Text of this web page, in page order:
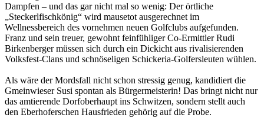
Dampfen – und das gar nicht mal so wenig: Der örtliche
„Steckerlfischkönig“ wird mausetot ausgerechnet im
Wellnessbereich des vornehmen neuen Golfclubs aufgefunden.
Franz und sein treuer, gewohnt feinfühliger Co-Ermittler Rudi
Birkenberger müssen sich durch ein Dickicht aus rivalisierenden
Volksfest-Clans und schnöseligen Schickeria-Golfersleuten wühlen.
Als wäre der Mordsfall nicht schon stressig genug, kandidiert die
Gmeinwieser Susi spontan als Bürgermeisterin! Das bringt nicht nur
das amtierende Dorfoberhaupt ins Schwitzen, sondern stellt auch
den Eberhoferschen Hausfrieden gehörig auf die Probe.